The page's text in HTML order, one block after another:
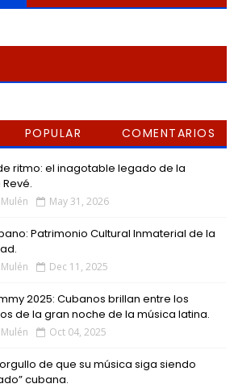
POPULAR COMENTARIOS
ritmo: el inagotable legado de la
May 31, 2026
Patrimonio Cultural Inmaterial de la
Dec 11, 2025
2025: Cubanos brillan entre los
de la gran noche de la música latina.
Oct 04, 2025
de que su música siga siendo
cubana.